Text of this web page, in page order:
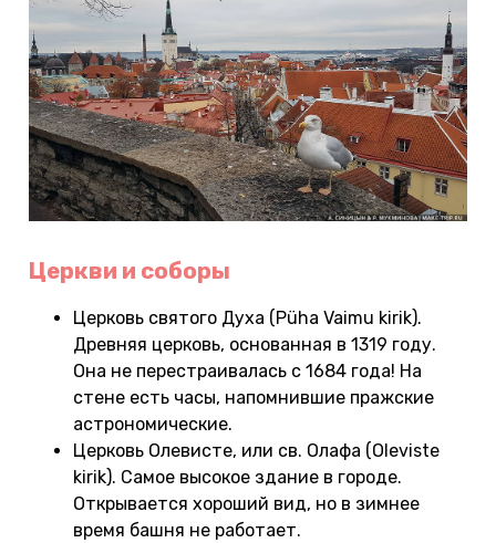
Церкви и соборы
Церковь святого Духа (Püha Vaimu kirik).
Древняя церковь, основанная в 1319 году.
Она не перестраивалась с 1684 года! На
стене есть часы, напомнившие пражские
астрономические.
Церковь Олевисте, или св. Олафа (Oleviste
kirik). Самое высокое здание в городе.
Открывается хороший вид, но в зимнее
время башня не работает.